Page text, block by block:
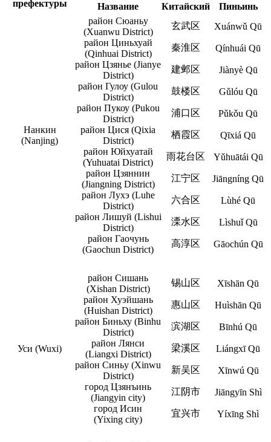
префектуры Название Китайский Пиньинь
Нанкин
(Nanjing)
район Сюаньу
(Xuanwu District)
玄武区
Xuánwǔ Qū
район Циньхуай
(Qinhuai District)
秦淮区
Qínhuái Qū
район Цзянье (Jianye
District)
建邺区
Jiànyè Qū
район Гулоу (Gulou
District)
鼓楼区
Gǔlóu Qū
район Пукоу (Pukou
District)
浦口区
Pǔkǒu Qū
район Цися (Qixia
District)
栖霞区
Qīxiá Qū
район Юйхуатай
(Yuhuatai District)
雨花台区
Yǔhuātái Qū
район Цзяннин
(Jiangning District)
江宁区
Jiāngníng Qū
район Лухэ (Luhe
District)
六合区
Lùhé Qū
район Лишуй (Lishui
District)
溧水区
Lìshuǐ Qū
район Гаочунь
(Gaochun District)
高淳区 Gāochún Qū
Уси (Wuxi)
район Сишань
(Xishan District)
锡山区
Xīshān Qū
район Хуэйшань
(Huishan District)
惠山区
Huìshān Qū
район Биньху (Binhu
District)
滨湖区
Bīnhú Qū
район Лянси
(Liangxi District)
梁溪区
Liángxī Qū
район Синьу (Xinwu
District)
新吴区
Xīnwú Qū
город Цзянъинь
(Jiangyin city)
江阴市
Jiāngyīn Shì
город Исин
(Yixing city)
宜兴市 Yíxīng Shì